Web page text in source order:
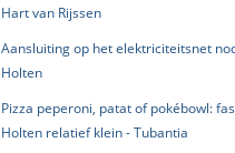
Hart van Rijssen
Aansluiting op het elektriciteitsnet
Holten
Pizza peperoni, patat of pokébowl:
Holten relatief klein - Tubantia